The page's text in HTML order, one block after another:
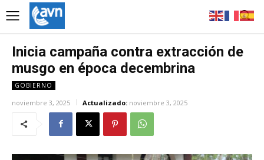
Inicia campaña contra extracción de
musgo en época decembrina
GOBIERNO
noviembre 3, 2025 Actualizado: noviembre 3, 2025